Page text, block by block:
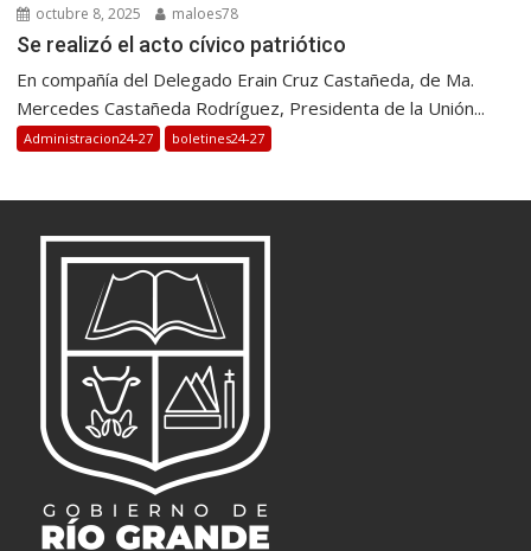
octubre 8, 2025 maloes78
Se realizó el acto cívico patriótico
En compañía del Delegado Erain Cruz Castañeda, de Ma.
Mercedes Castañeda Rodríguez, Presidenta de la Unión...
Administracion24-27 boletines24-27